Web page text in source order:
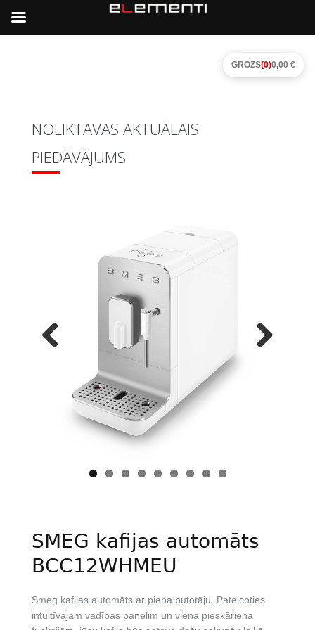
NOLIKTAVAS AKTUĀLAIS
PIEDĀVĀJUMS
SMEG kafijas automāts
BCC12WHMEU
Smeg kafijas automāts ar piena putotāju. Pateicoties
intuitīvajam vadības panelim un viena pieskāriena
GROZS(0)0,00 €